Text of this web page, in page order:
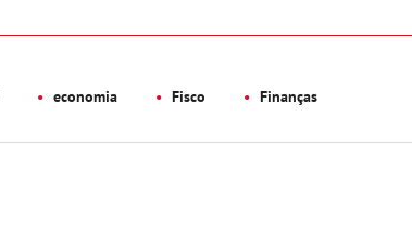
economia Fisco Finanças